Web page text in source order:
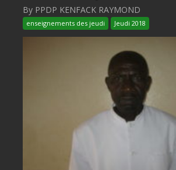
By PPDP KENFACK RAYMOND
enseignements des jeudi Jeudi 2018